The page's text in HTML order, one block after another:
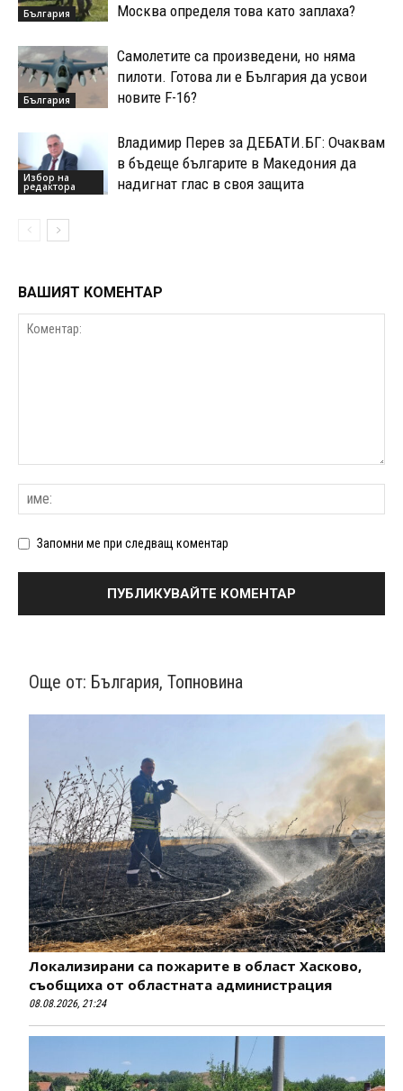
България
Москва определя това като заплаха?
България
Самолетите са произведени, но няма
пилоти. Готова ли е България да усвои
новите F-16?
Избор на
редактора
Владимир Перев за ДЕБАТИ.БГ: Очаквам
в бъдеще българите в Македония да
надигнат глас в своя защита
ВАШИЯТ КОМЕНТАР
Запомни ме при следващ коментар
Още от: България, Топновина
Локализирани са пожарите в област Хасково,
съобщиха от областната администрация
08.08.2026, 21:24